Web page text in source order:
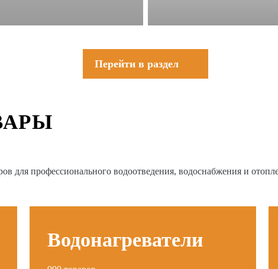
Перейти в раздел
для профессионального водоотведения, водоснабжения и
Водонагреватели